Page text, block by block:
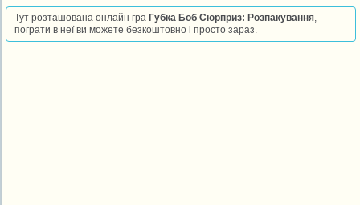
Тут розташована онлайн гра Губка Боб Сюрприз: Розпакування,
пограти в неї ви можете безкоштовно і просто зараз.